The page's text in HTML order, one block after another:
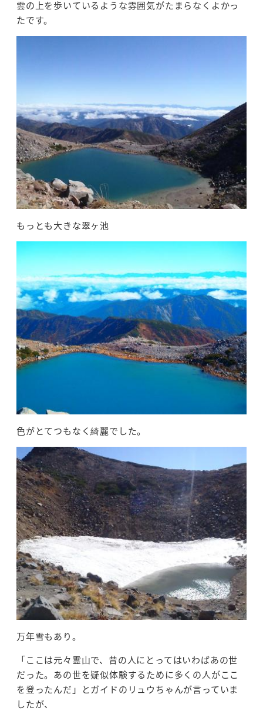
雲の上を歩いているような雰囲気がたまらなくよかっ
たです。
もっとも大きな翠ヶ池
色がとてつもなく綺麗でした。
万年雪もあり。
「ここは元々霊山で、昔の人にとってはいわばあの世
だった。あの世を疑似体験するために多くの人がここ
を登ったんだ」とガイドのリュウちゃんが言っていま
したが、